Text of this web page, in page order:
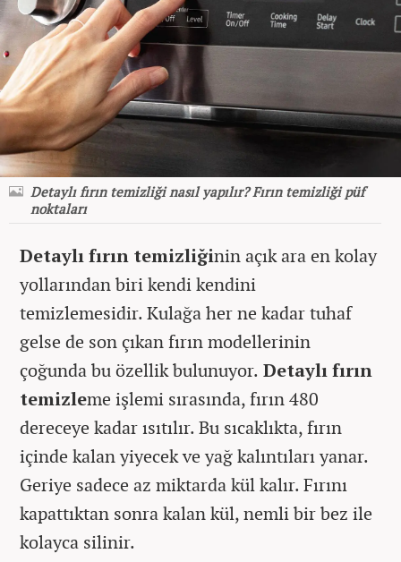
Detaylı fırın temizliği nasıl yapılır? Fırın temizliği püf
noktaları
Detaylı fırın temizliğinin açık ara en kolay
yollarından biri kendi kendini
temizlemesidir. Kulağa her ne kadar tuhaf
gelse de son çıkan fırın modellerinin
çoğunda bu özellik bulunuyor. Detaylı fırın
temizleme işlemi sırasında, fırın 480
dereceye kadar ısıtılır. Bu sıcaklıkta, fırın
içinde kalan yiyecek ve yağ kalıntıları yanar.
Geriye sadece az miktarda kül kalır. Fırını
kapattıktan sonra kalan kül, nemli bir bez ile
kolayca silinir.